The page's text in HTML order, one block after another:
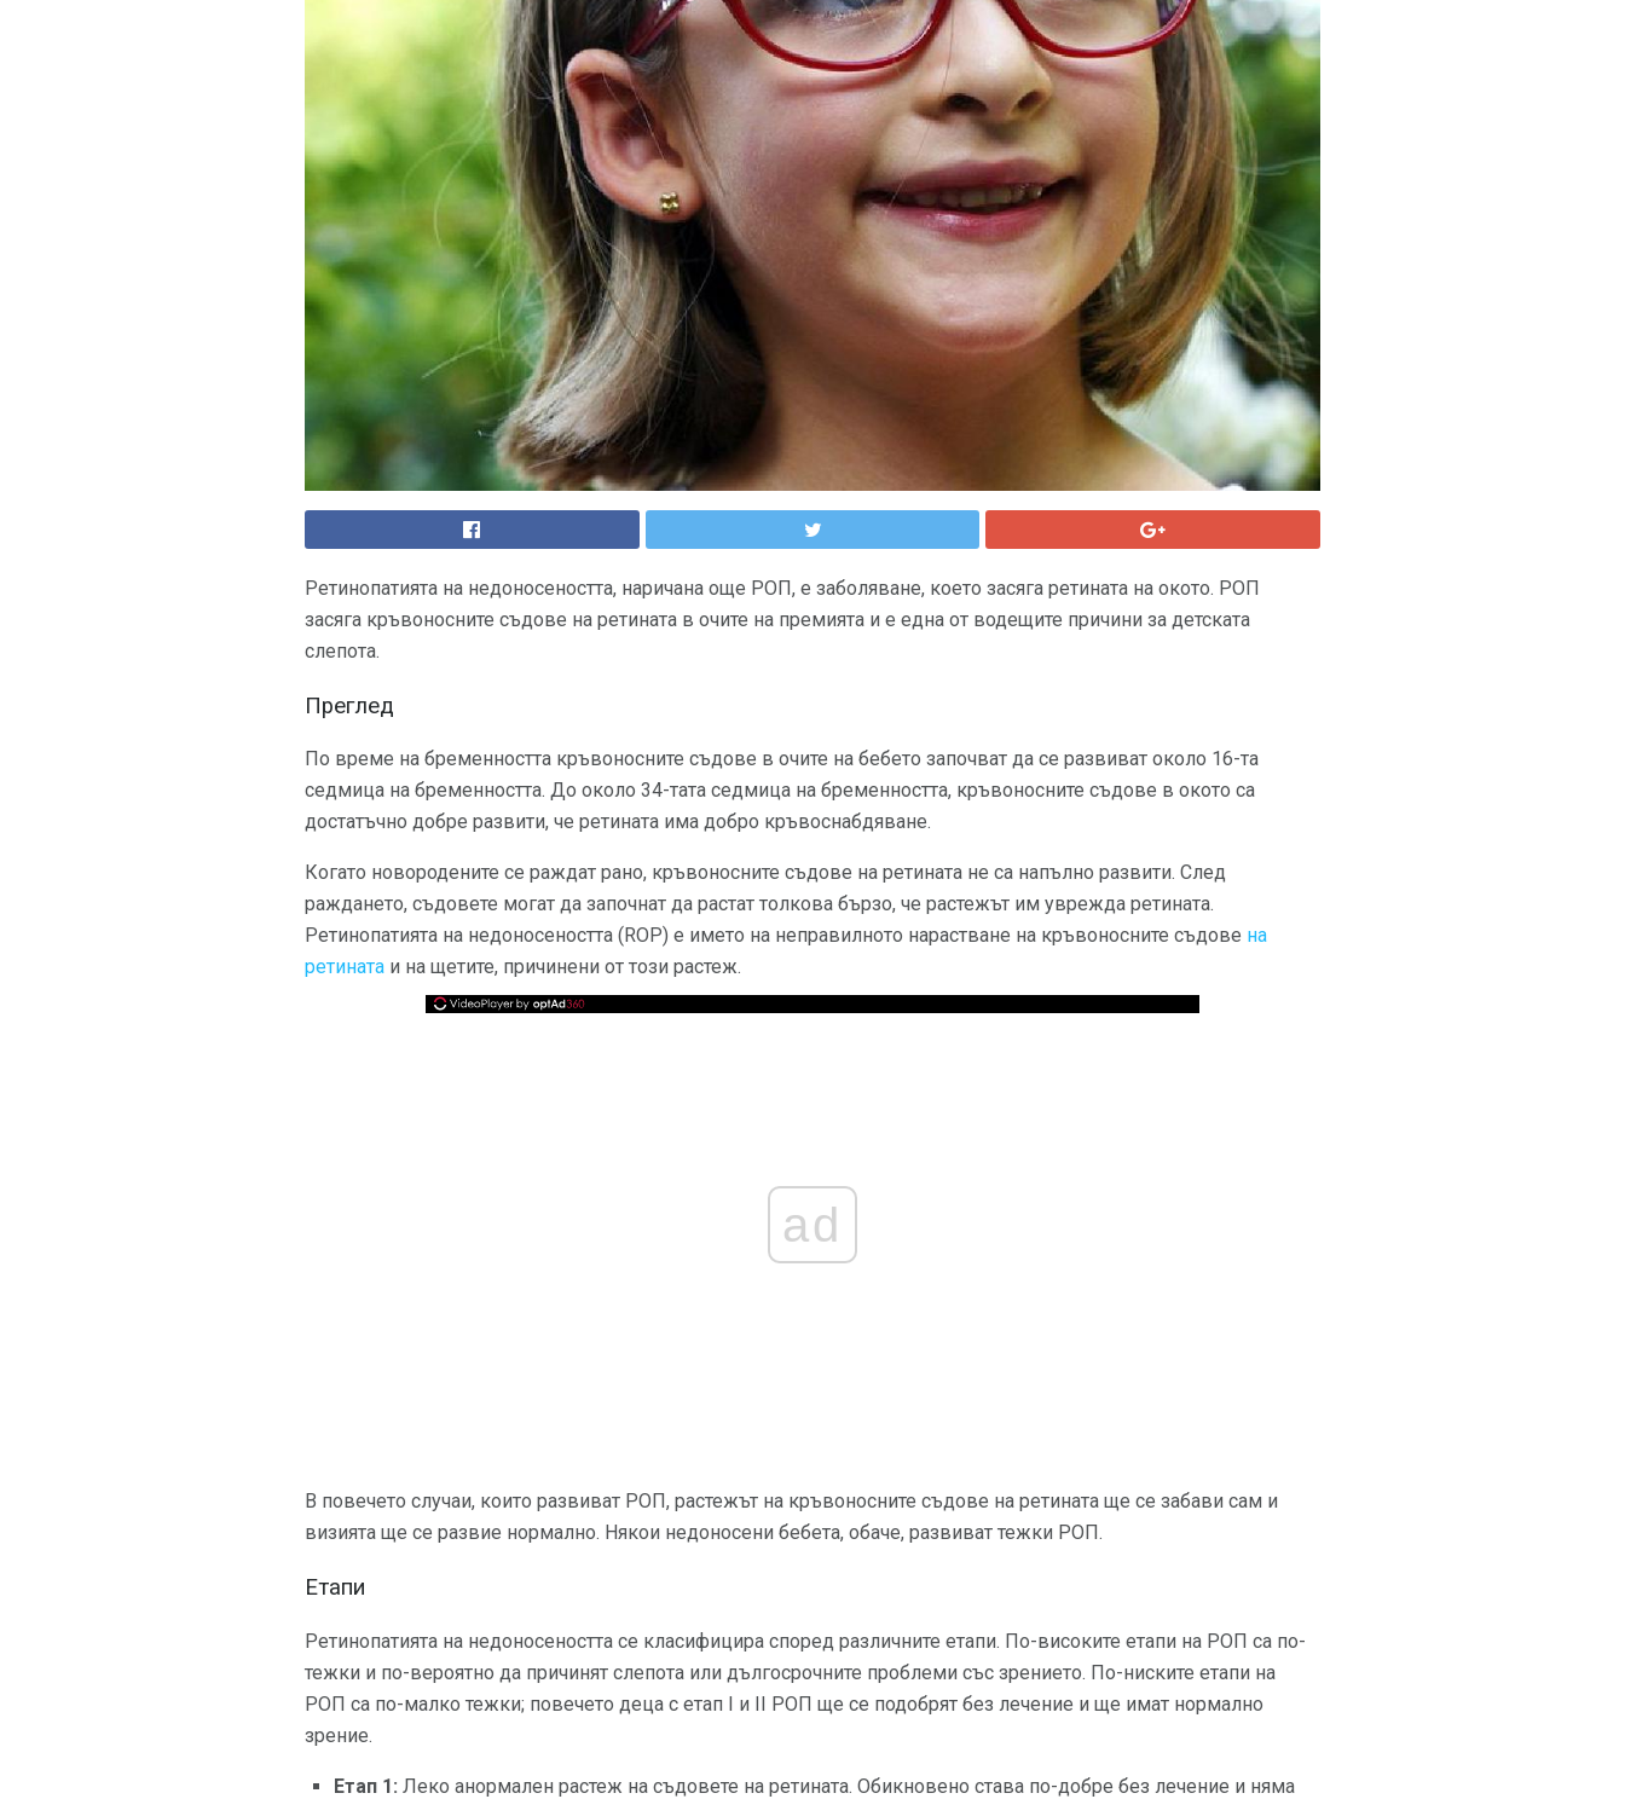
Ретинопатията на недоносеността, наричана още РОП, е заболяване, което засяга ретината на окото. РОП
засяга кръвоносните съдове на ретината в очите на премията и е една от водещите причини за детската
слепота.
Преглед
По време на бременността кръвоносните съдове в очите на бебето започват да се развиват около 16-та
седмица на бременността. До около 34-тата седмица на бременността, кръвоносните съдове в окото са
достатъчно добре развити, че ретината има добро кръвоснабдяване.
Когато новородените се раждат рано, кръвоносните съдове на ретината не са напълно развити. След
раждането, съдовете могат да започнат да растат толкова бързо, че растежът им уврежда ретината.
Ретинопатията на недоносеността (ROP) е името на неправилното нарастване на кръвоносните съдове на
ретината и на щетите, причинени от този растеж.
ad
В повечето случаи, които развиват РОП, растежът на кръвоносните съдове на ретината ще се забави сам и
визията ще се развие нормално. Някои недоносени бебета, обаче, развиват тежки РОП.
Етапи
Ретинопатията на недоносеността се класифицира според различните етапи. По-високите етапи на РОП са по-
тежки и по-вероятно да причинят слепота или дългосрочните проблеми със зрението. По-ниските етапи на
РОП са по-малко тежки; повечето деца с етап І и ІІ РОП ще се подобрят без лечение и ще имат нормално
зрение.
Етап 1: Леко анормален растеж на съдовете на ретината. Обикновено става по-добре без лечение и няма